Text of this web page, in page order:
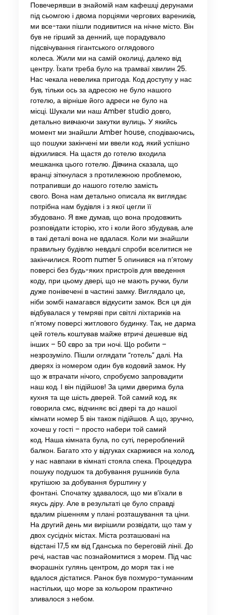
Повечерявши в знайомій нам кафешці дерунами
під сьомгою і двома порціями чергових вареників,
ми все-таки пішли подивитися на нічне місто. Він
був не гірший за денний, ще порадувало
підсвічування гігантського оглядового
колеса. Жили ми на самій околиці, далеко від
центру. Їхати треба було на трамваї хвилин 25.
Нас чекала невелика пригода. Код доступу у нас
був, тільки ось за адресою не було нашого
готелю, а вірніше його адреси не було на
місці. Шукали ми наш Amber studio довго,
детально вивчаючи закутки вулиць. У якийсь
момент ми знайшли Amber house, сподіваючись,
що пошуки закінчені ми ввели код, який успішно
відхилився. На щастя до готелю входила
мешканка цього готелю. Дівчина сказала, що
вранці зіткнулася з протилежною проблемою,
потрапивши до нашого готелю замість
свого. Вона нам детально описала як виглядає
потрібна нам будівля і з якої цегли її
збудовано. Я вже думав, що вона продовжить
розповідати історію, хто і коли його збудував, але
в такі деталі вона не вдалася. Коли ми знайшли
правильну будівлю невдалі спроби вселитися не
закінчилися. Room numer 5 опинився на п’ятому
поверсі без будь-яких пристроїв для введення
коду, при цьому двері, що не мають ручки, були
дуже понівечені в частині замку. Виглядало це,
ніби зомбі намагався відкусити замок. Вся ця дія
відбувалася у темряві при світлі ліхтариків на
п’ятому поверсі житлового будинку. Так, не дарма
цей готель коштував майже втричі дешевше від
інших – 50 євро за три ночі. Що робити –
незрозуміло. Пішли оглядати “готель” далі. На
дверях із номером один був кодовий замок. Ну
що ж втрачати нічого, спробуємо запровадити
наш код. І він підійшов! За цими дверима була
кухня та ще шість дверей. Той самий код, як
говорила смс, відчиняє всі двері та до нашої
кімнати номер 5 він також підійшов. А що, зручно,
хочеш у гості – просто набери той самий
код. Наша кімната була, по суті, перероблений
балкон. Багато хто у відгуках скаржився на холод,
у нас навпаки в кімнаті стояла спека. Процедура
пошуку подушок та добування рушників була
крутішою за добування бурштину у
фонтані. Спочатку здавалося, що ми в’їхали в
якусь діру. Але в результаті це було справді
вдалим рішенням у плані розташування та ціни.
На другий день ми вирішили розвідати, що там у
двох сусідніх містах. Міста розташовані на
відстані 17,5 км від Гданська по береговій лінії. До
речі, настав час познайомитися з морем. Під час
вчорашніх гулянь центром, до моря так і не
вдалося дістатися. Ранок був похмуро-туманним
настільки, що море за кольором практично
зливалося з небом.